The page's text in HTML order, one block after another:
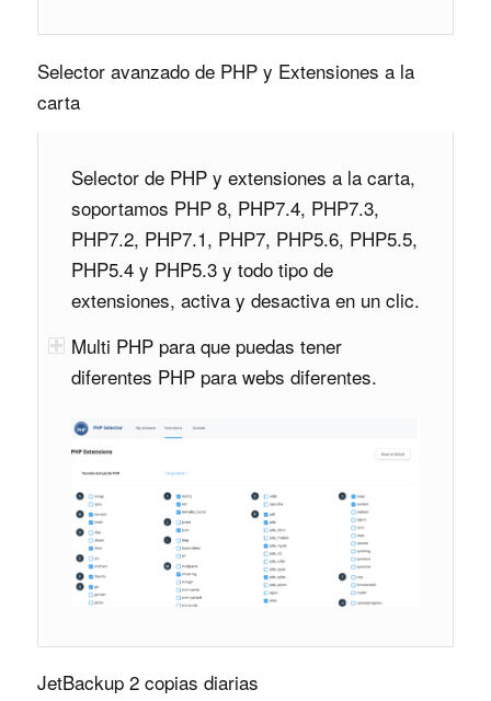
Selector avanzado de PHP y Extensiones a la
carta
Selector de PHP y extensiones a la carta,
soportamos PHP 8, PHP7.4, PHP7.3,
PHP7.2, PHP7.1, PHP7, PHP5.6, PHP5.5,
PHP5.4 y PHP5.3 y todo tipo de
extensiones, activa y desactiva en un clic.
Multi PHP para que puedas tener
diferentes PHP para webs diferentes.
JetBackup 2 copias diarias